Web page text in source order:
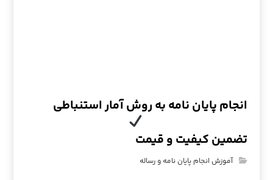
انجام پایان نامه به روش آمار استنباطی
تضمین کیفیت و قیمت
آموزش انجام پایان نامه و رساله